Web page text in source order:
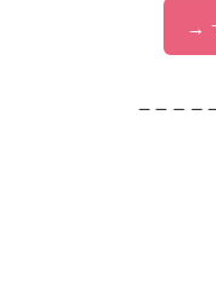
– – – –